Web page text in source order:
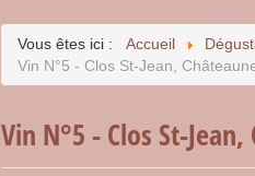
Vous êtes ici : Accueil
Vin N°5 - Clos St-Jean,
Vin N°5 - Clos St-